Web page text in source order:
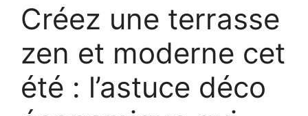
Créez une terrasse
zen et moderne cet
été : l’astuce déco